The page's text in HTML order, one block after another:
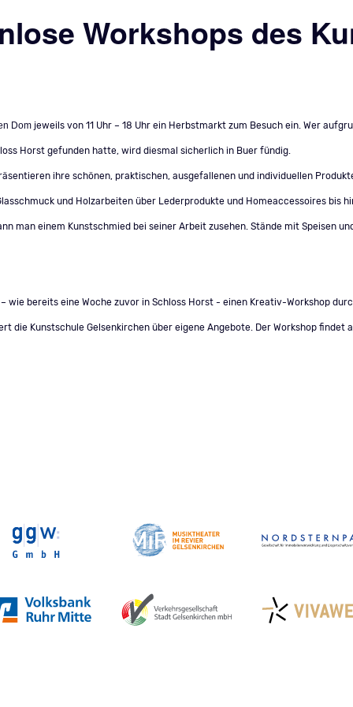
Workshops des
Dom jeweils von 11 Uhr – 18 Uhr ein Herbstmarkt zum Besuch ein. Wer
Horst gefunden hatte, wird diesmal sicherlich in Buer fündig.
ihre schönen, praktischen, ausgefallenen und individuellen
und Holzarbeiten über Lederprodukte und Homeaccessoires bis
man einem Kunstschmied bei seiner Arbeit zusehen. Stände mit Speisen
bereits eine Woche zuvor in Schloss Horst - einen Kreativ-Workshop
Kunstschule Gelsenkirchen über eigene Angebote. Der Workshop findet